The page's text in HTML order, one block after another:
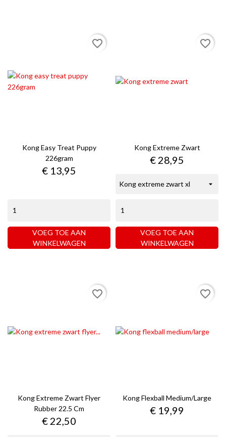
Kong Easy Treat Puppy
226gram
Prijs
€ 13,95
VOEG TOE AAN
WINKELWAGEN
favorite_border
Kong Extreme Zwart
Prijs
€ 28,95
VOEG TOE AAN
WINKELWAGEN
favorite_border
Kong Extreme Zwart Flyer
Rubber 22.5 Cm
Prijs
€ 22,50
favorite_border
Kong Flexball Medium/large
Prijs
€ 19,99
favorite_border